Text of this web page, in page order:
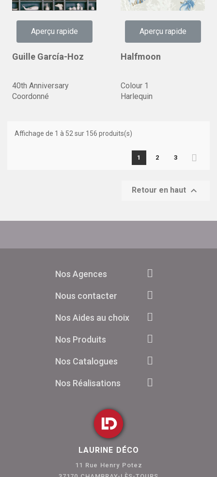
Aperçu rapide
Guille García-Hoz
40th Anniversary
Coordonné
Aperçu rapide
Halfmoon
Colour 1
Harlequin
Affichage de 1 à 52 sur 156 produits(s)
1 2 3
Retour en haut 
Nos Agences
Nous contacter
Nos Aides au choix
Nos Produits
Nos Catalogues
Nos Réalisations
LAURINE DÉCO
11 Rue Henry Potez